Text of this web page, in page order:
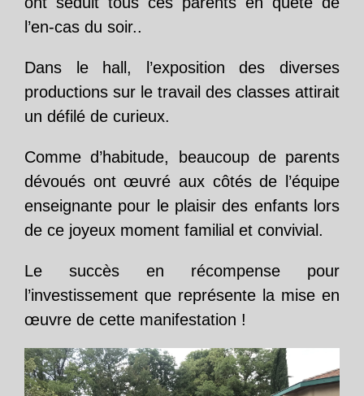
l’en-cas du soir..
Dans le hall, l’exposition des diverses
productions sur le travail des classes attirait
un défilé de curieux.
Comme d’habitude, beaucoup de parents
dévoués ont œuvré aux côtés de l’équipe
enseignante pour le plaisir des enfants lors
de ce joyeux moment familial et convivial.
Le succès en récompense pour
l’investissement que représente la mise en
œuvre de cette manifestation !